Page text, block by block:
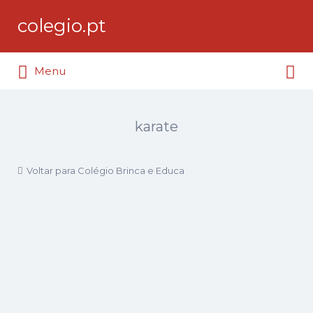
colegio.pt
Diretorio de Colégios e Escolas
Procurar:
Menu
karate
Voltar para Colégio Brinca e Educa